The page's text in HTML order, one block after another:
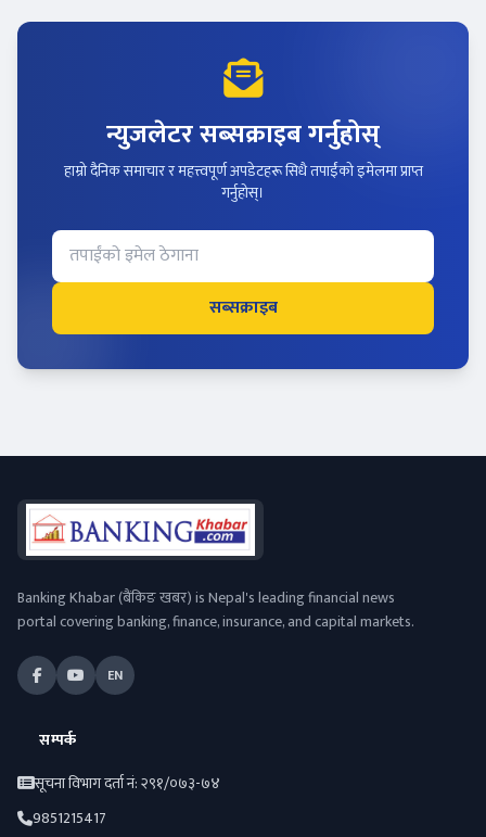
न्युजलेटर सब्सक्राइब गर्नुहोस्
हाम्रो दैनिक समाचार र महत्त्वपूर्ण अपडेटहरू सिधै तपाईंको इमेलमा प्राप्त
गर्नुहोस्।
सब्सक्राइब
Banking Khabar (बैंकिङ खबर) is Nepal's leading financial news
portal covering banking, finance, insurance, and capital markets.
EN
सम्पर्क
सूचना विभाग दर्ता नं: २९१/०७३-७४
9851215417